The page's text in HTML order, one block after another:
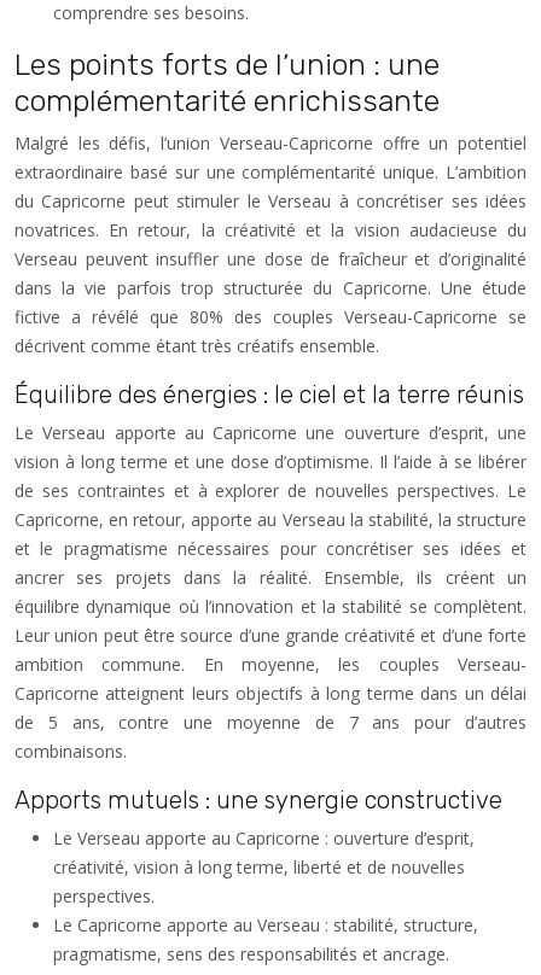
comprendre ses besoins.
Les points forts de l’union : une
complémentarité enrichissante
Malgré les défis, l’union Verseau-Capricorne offre un potentiel
extraordinaire basé sur une complémentarité unique. L’ambition
du Capricorne peut stimuler le Verseau à concrétiser ses idées
novatrices. En retour, la créativité et la vision audacieuse du
Verseau peuvent insuffler une dose de fraîcheur et d’originalité
dans la vie parfois trop structurée du Capricorne. Une étude
fictive a révélé que 80% des couples Verseau-Capricorne se
décrivent comme étant très créatifs ensemble.
Équilibre des énergies : le ciel et la terre réunis
Le Verseau apporte au Capricorne une ouverture d’esprit, une
vision à long terme et une dose d’optimisme. Il l’aide à se libérer
de ses contraintes et à explorer de nouvelles perspectives. Le
Capricorne, en retour, apporte au Verseau la stabilité, la structure
et le pragmatisme nécessaires pour concrétiser ses idées et
ancrer ses projets dans la réalité. Ensemble, ils créent un
équilibre dynamique où l’innovation et la stabilité se complètent.
Leur union peut être source d’une grande créativité et d’une forte
ambition commune. En moyenne, les couples Verseau-
Capricorne atteignent leurs objectifs à long terme dans un délai
de 5 ans, contre une moyenne de 7 ans pour d’autres
combinaisons.
Apports mutuels : une synergie constructive
Le Verseau apporte au Capricorne : ouverture d’esprit,
créativité, vision à long terme, liberté et de nouvelles
perspectives.
Le Capricorne apporte au Verseau : stabilité, structure,
pragmatisme, sens des responsabilités et ancrage.